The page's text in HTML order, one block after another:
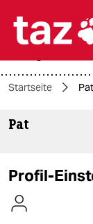

themen
Startseite Pat
Pat
Profil-